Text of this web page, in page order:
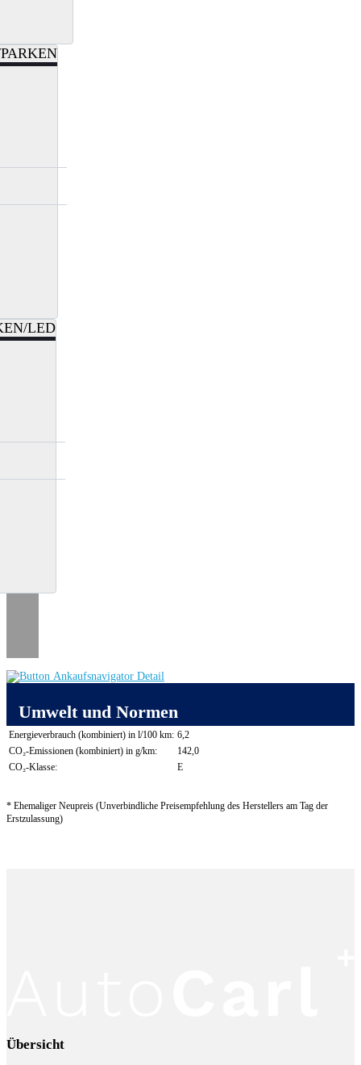
Umwelt und Normen
Energieverbrauch (kombiniert) in l/100 km: 6,2
CO₂-Emissionen (kombiniert) in g/km:
142,0
CO₂-Klasse:
E
* Ehemaliger Neupreis (Unverbindliche Preisempfehlung des Herstellers am Tag der
Erstzulassung)
Übersicht